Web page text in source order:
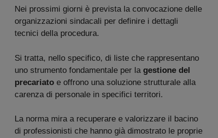
Nei prossimi giorni è prevista la convocazione delle
organizzazioni sindacali per definire i dettagli
tecnici della procedura.
Si tratta, nello specifico, di liste che rappresentano
uno strumento fondamentale per la gestione del
precariato e offrono una soluzione strutturale alla
carenza di personale in specifici territori.
La norma mira a recuperare e valorizzare il bacino
di professionisti che hanno già dimostrato le proprie